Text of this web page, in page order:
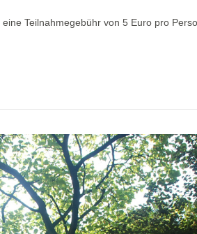
Teilnahmegebühr von 5 Euro pro